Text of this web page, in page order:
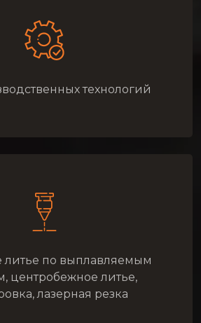
технологий
литье по выплавляемым
центробежное литье,
лазерная резка